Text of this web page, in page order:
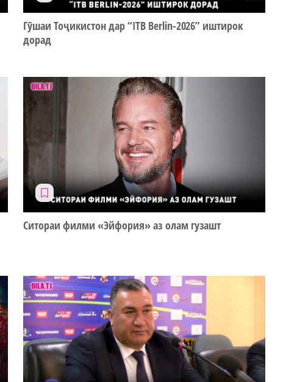
Гӯшаи Тоҷикистон дар “ITB Berlin-2026” иштирок
дорад
Ситораи филми «Эйфория» аз олам гузашт